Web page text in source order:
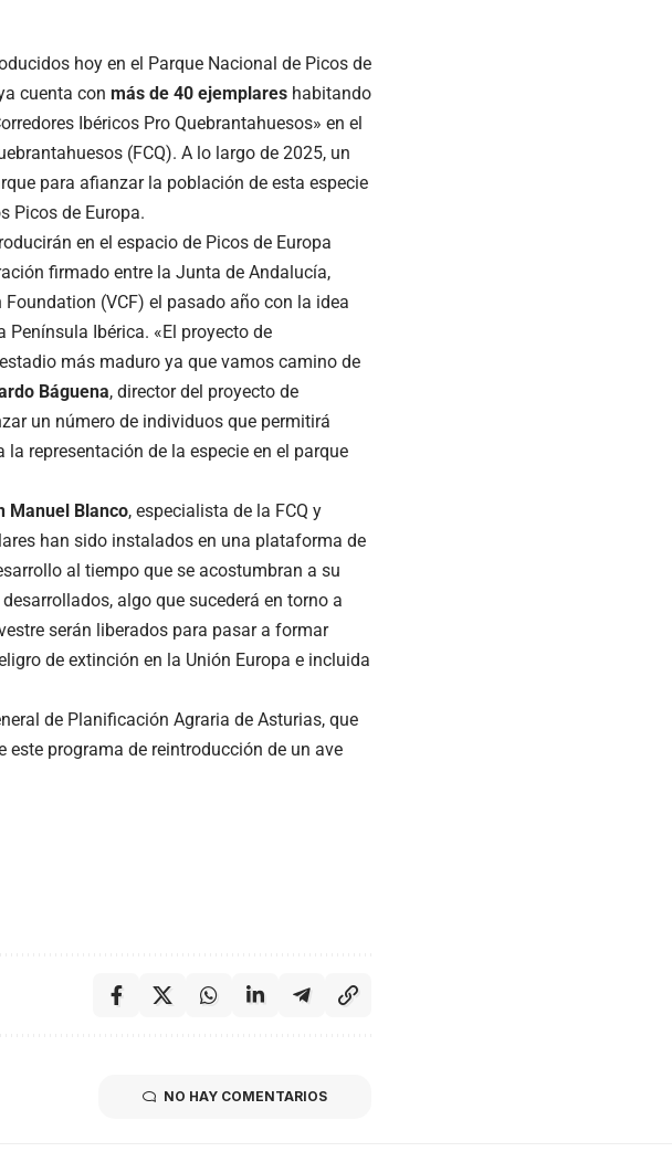
hoy en el Parque Nacional de Picos de
cuenta con más de 40 ejemplares habitando
Ibéricos Pro Quebrantahuesos» en el
(FCQ). A lo largo de 2025, un
para afianzar la población de esta especie
Picos de Europa.
en el espacio de Picos de Europa
firmado entre la Junta de Andalucía,
(VCF) el pasado año con la idea
Península Ibérica. «El proyecto de
más maduro ya que vamos camino de
Báguena, director del proyecto de
un número de individuos que permitirá
representación de la especie en el parque
Manuel Blanco, especialista de la FCQ y
han sido instalados en una plataforma de
al tiempo que se acostumbran a su
algo que sucederá en torno a
serán liberados para pasar a formar
de extinción en la Unión Europa e incluida
de Planificación Agraria de Asturias, que
programa de reintroducción de un ave
NO HAY COMENTARIOS